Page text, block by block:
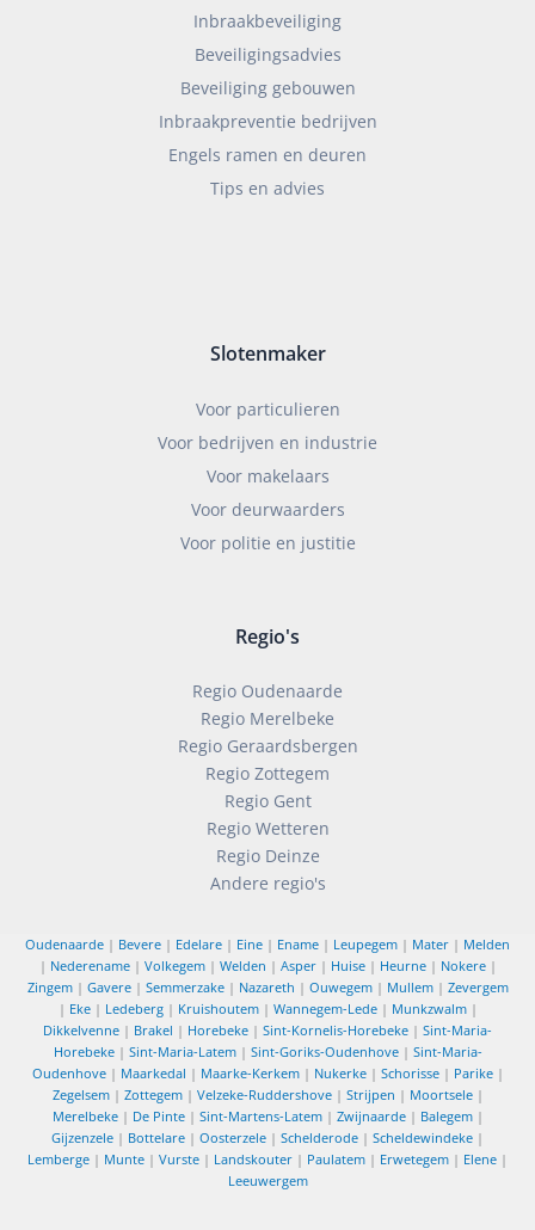
Inbraakbeveiliging
Beveiligingsadvies
Beveiliging gebouwen
Inbraakpreventie bedrijven
Engels ramen en deuren
Tips en advies
Slotenmaker
Voor particulieren
Voor bedrijven en industrie
Voor makelaars
Voor deurwaarders
Voor politie en justitie
Regio's
Regio Oudenaarde
Regio Merelbeke
Regio Geraardsbergen
Regio Zottegem
Regio Gent
Regio Wetteren
Regio Deinze
Andere regio's
Oudenaarde | Bevere | Edelare | Eine | Ename | Leupegem | Mater | Melden
| Nederename| Volkegem| Welden | Asper| Huise| Heurne| Nokere|
Zingem| Gavere| Semmerzake| Nazareth | Ouwegem| Mullem| Zevergem
| Eke| Ledeberg| Kruishoutem| Wannegem-Lede| Munkzwalm|
Dikkelvenne | Brakel | Horebeke | Sint-Kornelis-Horebeke | Sint-Maria-
Horebeke| Sint-Maria-Latem| Sint-Goriks-Oudenhove| Sint-Maria-
Oudenhove| Maarkedal | Maarke-Kerkem| Nukerke| Schorisse| Parike|
Zegelsem| Zottegem| Velzeke-Ruddershove| Strijpen | Moortsele|
Merelbeke| De Pinte| Sint-Martens-Latem| Zwijnaarde| Balegem|
Gijzenzele | Bottelare | Oosterzele | Schelderode | Scheldewindeke |
Lemberge | Munte | Vurste | Landskouter | Paulatem | Erwetegem | Elene |
Leeuwergem